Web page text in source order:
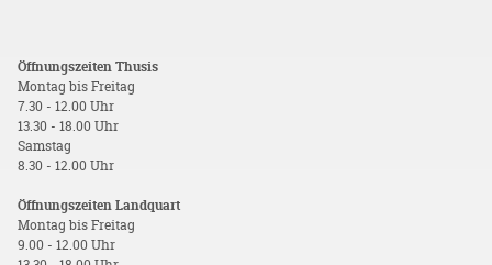
Öffnungszeiten Thusis
Montag bis Freitag
7.30 - 12.00 Uhr
13.30 - 18.00 Uhr
Samstag
8.30 - 12.00 Uhr
Öffnungszeiten Landquart
Montag bis Freitag
9.00 - 12.00 Uhr